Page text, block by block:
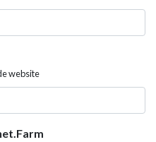
website